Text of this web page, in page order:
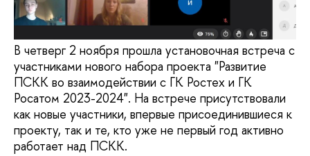
В четверг 2 ноября прошла установочная встреча с
участниками нового набора проекта "Развитие
ПСКК во взаимодействии с ГК Ростех и ГК
Росатом 2023-2024". На встрече присутствовали
как новые участники, впервые присоединившиеся к
проекту, так и те, кто уже не первый год активно
работает над ПСКК.